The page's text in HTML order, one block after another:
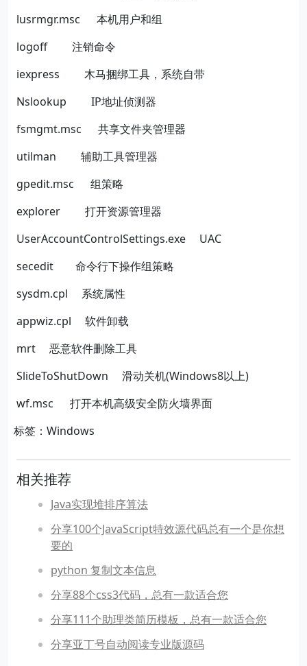
lusrmgr.msc
本机用户和组
logoff
注销命令
iexpress
木马捆绑工具，系统自带
Nslookup
IP地址侦测器
fsmgmt.msc
共享文件夹管理器
utilman
辅助工具管理器
gpedit.msc
组策略
explorer 打开资源管理器
UserAccountControlSettings.exe
UAC
secedit
命令行下操作组策略
sysdm.cpl
系统属性
appwiz.cpl
软件卸载
mrt
恶意软件删除工具
SlideToShutDown
滑动关机(Windows8以上)
wf.msc
打开本机高级安全防火墙界面
标签：Windows
相关推荐
Java实现堆排序算法
分享100个JavaScript特效源代码总有一个是你想
要的
python 复制文本信息
分享88个css3代码，总有一款适合您
分享111个助理类简历模板，总有一款适合您
分享亚丁号自动阅读专业版源码